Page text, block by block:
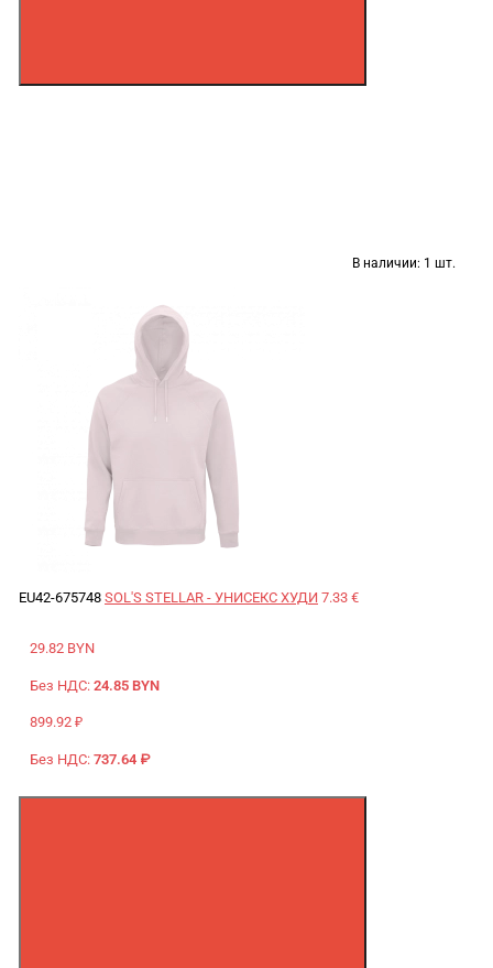
В наличии: 1 шт.
EU42-675748 SOL'S STELLAR - УНИСЕКС ХУДИ 7.33 €
29.82 BYN
Без НДС: 24.85 BYN
899.92 ₽
Без НДС: 737.64 ₽